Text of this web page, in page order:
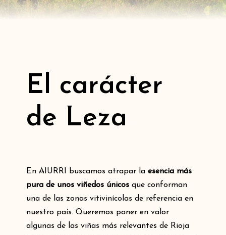
El carácter
de Leza
En AIURRI buscamos atrapar laesencia más
pura de unos viñedos únicos que conforman
una de las zonas vitivinícolas de referencia en
nuestro país. Queremos poner en valor
algunas de las viñas más relevantes de Rioja